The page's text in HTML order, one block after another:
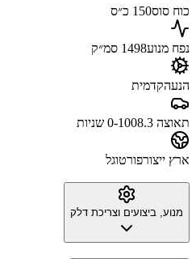
כוח סוס150 כ״ס
נפח מנוע1498 סמ״ק
הנעהקדמית
תאוצה 0-100 8.3 שניות
ארץ ייצורפורטוגל
מנוע, ביצועים וצריכת דלק